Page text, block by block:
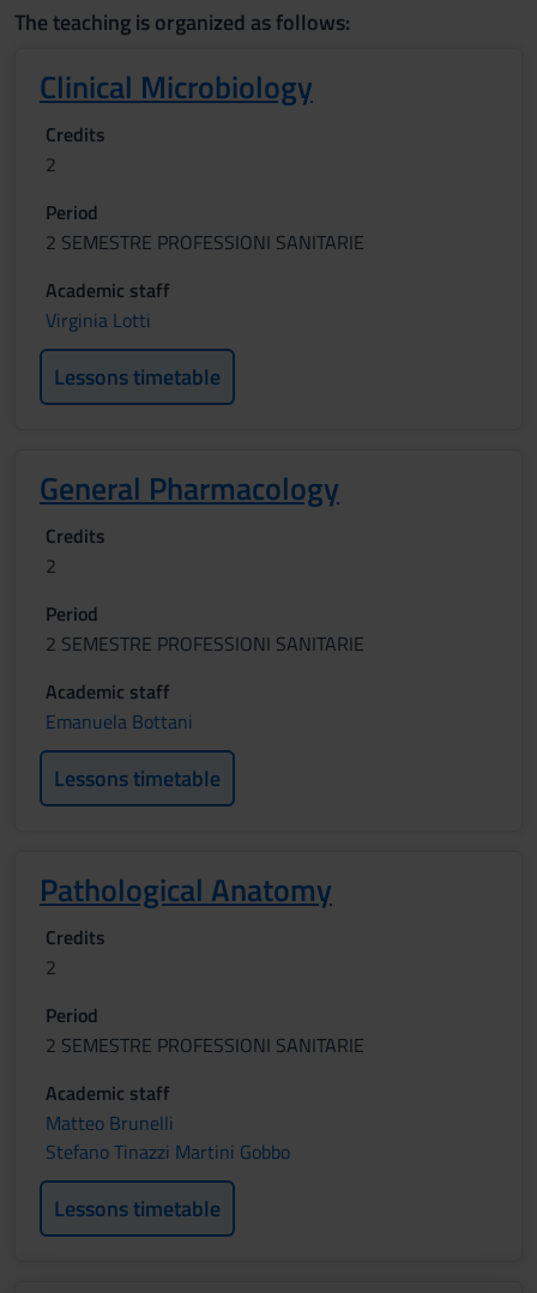
The teaching is organized as follows:
Clinical Microbiology
Credits
2
Period
2 SEMESTRE PROFESSIONI SANITARIE
Academic staff
Virginia Lotti
Lessons timetable
General Pharmacology
Credits
2
Period
2 SEMESTRE PROFESSIONI SANITARIE
Academic staff
Emanuela Bottani
Lessons timetable
Pathological Anatomy
Credits
2
Period
2 SEMESTRE PROFESSIONI SANITARIE
Academic staff
Matteo Brunelli
Stefano Tinazzi Martini Gobbo
Lessons timetable